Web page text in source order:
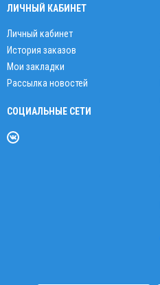
ЛИЧНЫЙ КАБИНЕТ
Личный кабинет
История заказов
Мои закладки
Рассылка новостей
СОЦИАЛЬНЫЕ СЕТИ